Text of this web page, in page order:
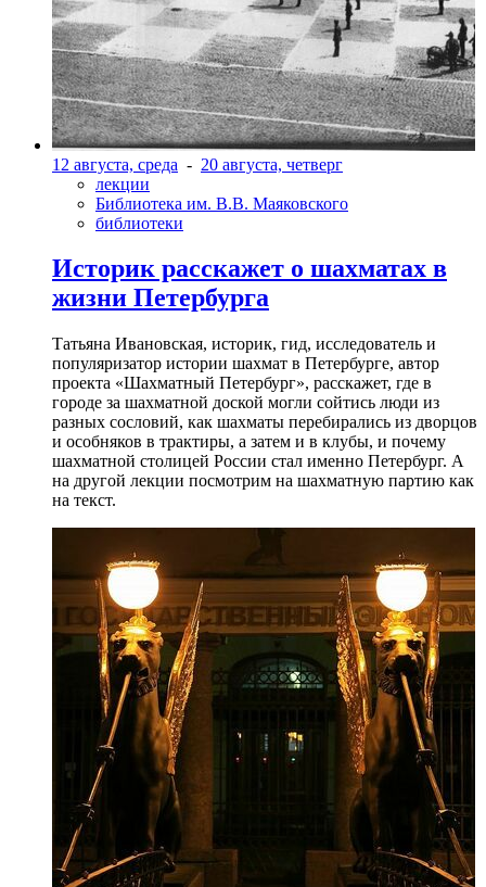
12 августа, среда - 20 августа, четверг
лекции
Библиотека им. В.В. Маяковского
библиотеки
Историк расскажет о шахматах в
жизни Петербурга
Татьяна Ивановская, историк, гид, исследователь и
популяризатор истории шахмат в Петербурге, автор
проекта «Шахматный Петербург», расскажет, где в
городе за шахматной доской могли сойтись люди из
разных сословий, как шахматы перебирались из дворцов
и особняков в трактиры, а затем и в клубы, и почему
шахматной столицей России стал именно Петербург. А
на другой лекции посмотрим на шахматную партию как
на текст.